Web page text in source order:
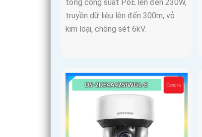
tổng công suất PoE lên đến 230W,
truyền dữ liệu lên đến 300m, vỏ
kim loại, chông sét 6kV.